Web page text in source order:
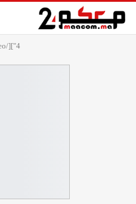
4"][/video]